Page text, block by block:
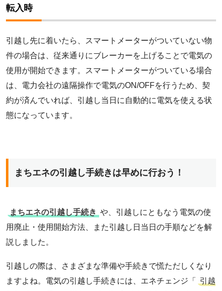
転入時
引越し先に着いたら、スマートメーターがついていない物
件の場合は、従来通りにブレーカーを上げることで電気の
使用が開始できます。スマートメーターがついている場合
は、電力会社の遠隔操作で電気のON/OFFを行うため、契
約が済んでいれば、引越し当日に自動的に電気を使える状
態になっています。
まちエネの引越し手続きは早めに行おう！
まちエネの引越し手続き や、引越しにともなう電気の使
用廃止・使用開始方法、また引越し日当日の手順などを解
説しました。
引越しの際は、さまざまな準備や手続きで慌ただしくなり
ますよね。電気の引越し手続きには、エネチェンジ「
引越